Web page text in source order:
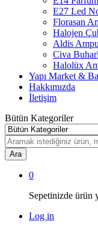
E27 Led
Florasan
Halojen
Aldis
Civa
Halolüx
Yapı Market &
Hakkımızda
İletişim
Bütün Kategoriler
Ara
0
Sepetinizde ürün
Log in